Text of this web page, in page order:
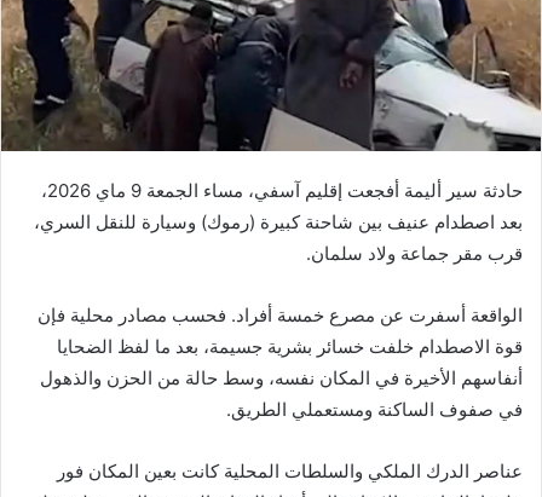
حادثة سير أليمة أفجعت إقليم آسفي، مساء الجمعة 9 ماي 2026،
بعد اصطدام عنيف بين شاحنة كبيرة (رموك) وسيارة للنقل السري،
قرب مقر جماعة ولاد سلمان.
الواقعة أسفرت عن مصرع خمسة أفراد. فحسب مصادر محلية فإن
قوة الاصطدام خلفت خسائر بشرية جسيمة، بعد ما لفظ الضحايا
أنفاسهم الأخيرة في المكان نفسه، وسط حالة من الحزن والذهول
في صفوف الساكنة ومستعملي الطريق.
عناصر الدرك الملكي والسلطات المحلية كانت بعين المكان فور